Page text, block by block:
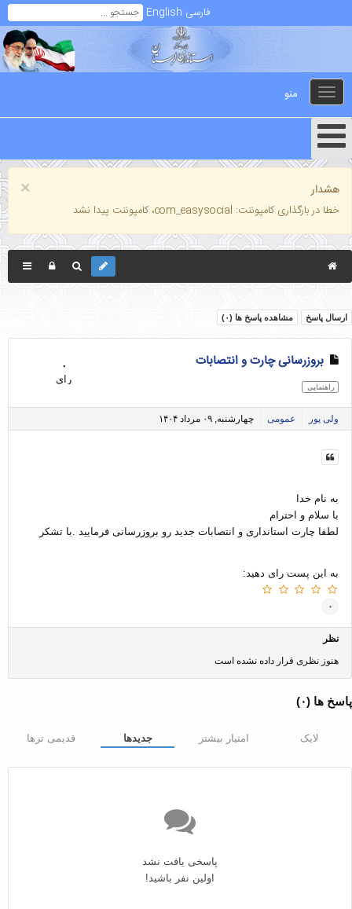
فارسی English
Toggle
navigation
منو
×
هشدار
خطا در بارگذاری کامپوننت: com_easysocial، کامپوننت پیدا نشد
ارسال پاسخ مشاهده پاسخ ها (۰)
بروزرسانی چارت و انتصابات
راهنمایی
۰
رای
ولی پور عمومی چهارشنبه, ۰۹ مرداد ۱۴۰۴
به نام خدا
با سلام و احترام
لطفا چارت استانداری و انتصابات جدید رو بروزرسانی فرمایید .با تشکر
به این پست رای دهید:
۰
نظر
هنوز نظری قرار داده نشده است
پاسخ ها (۰)
لایک امتیار بیشتر جدیدها قدیمی ترها
پاسخی یافت نشد
اولین نفر باشید!